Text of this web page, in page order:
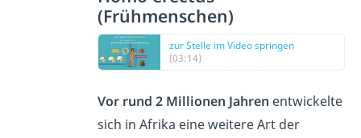
(Frühmenschen)
zur Stelle im Video springen
(03:14)
Vor rund 2 Millionen Jahren entwickelte
sich in Afrika eine weitere Art der